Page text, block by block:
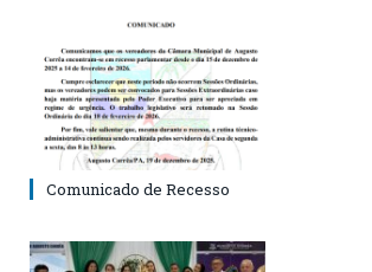
Comunicado de Recesso